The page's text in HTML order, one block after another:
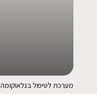
מערכת לטיפול בגלאוקומה